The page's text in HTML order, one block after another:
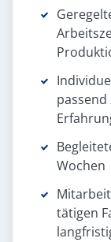
Wochen
tätigen